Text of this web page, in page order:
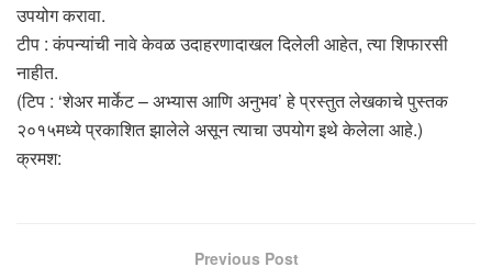
उपयोग करावा.
टीप : कंपन्यांची नावे केवळ उदाहरणादाखल दिलेली आहेत, त्या शिफारसी
नाहीत.
(टिप : ‘शेअर मार्केट – अभ्यास आणि अनुभव’ हे प्रस्तुत लेखकाचे पुस्तक
२०१५मध्ये प्रकाशित झालेले असून त्याचा उपयोग इथे केलेला आहे.)
क्रमश:
Previous Post